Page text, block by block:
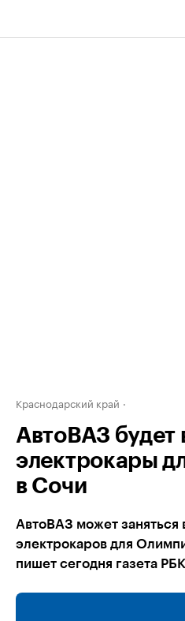
Краснодарский край
АвтоВАЗ будет
электрокары
в Сочи
АвтоВАЗ может заняться
электрокаров для
пишет сегодня газета